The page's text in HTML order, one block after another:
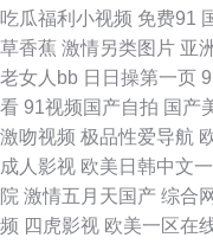
婷婷深深爱 东方四虎影院 婷
图内射 91最新在线观看网址
利专区 91最新天堂 91猫先
超碰干人人操 老司机剧场
吃瓜福利小视频 免费91
草香蕉 激情另类图片 亚
老女人bb 日日操第一页
看 91视频国产自拍 国产
激吻视频 极品性爱导航
成人影视 欧美日韩中文
院 激情五月天国产 综合
频 四虎影视 欧美一区在